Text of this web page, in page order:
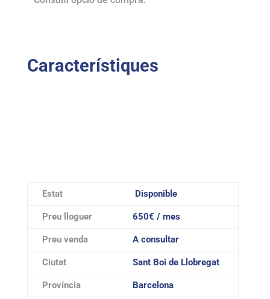
Característiques
Estat Disponible
Preu lloguer 650€ / mes
Preu venda A consultar
Ciutat Sant Boi de Llobregat
Província Barcelona